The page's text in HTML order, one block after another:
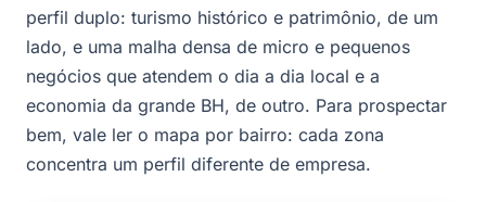
perfil duplo: turismo histórico e patrimônio, de um
lado, e uma malha densa de micro e pequenos
negócios que atendem o dia a dia local e a
economia da grande BH, de outro. Para prospectar
bem, vale ler o mapa por bairro: cada zona
concentra um perfil diferente de empresa.